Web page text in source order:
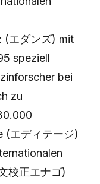
(エダンズ) mit
speziell
bei
zu
(エディテージ)
校正エナゴ)